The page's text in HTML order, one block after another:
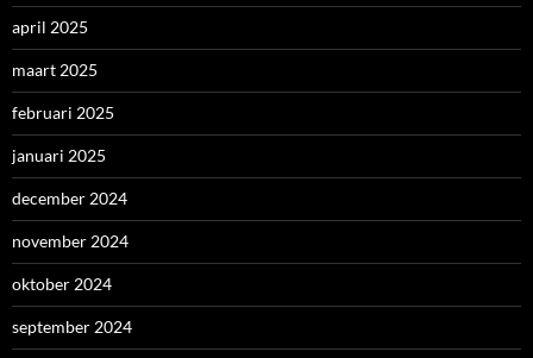
april 2025
maart 2025
februari 2025
januari 2025
december 2024
november 2024
oktober 2024
september 2024